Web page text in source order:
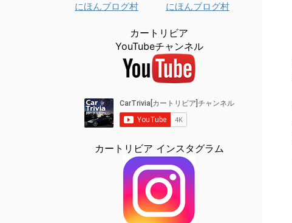
にほんブログ村 にほんブログ村
カートリビア
YouTubeチャンネル
カートリビア インスタグラム